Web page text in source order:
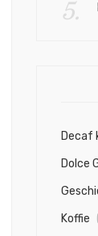
Decaf
Dolce
Koffie